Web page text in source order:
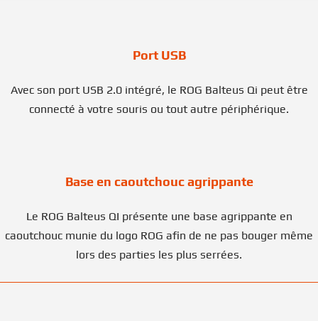
Port USB
Avec son port USB 2.0 intégré, le ROG Balteus Qi peut être
connecté à votre souris ou tout autre périphérique.
Base en caoutchouc agrippante
Le ROG Balteus QI présente une base agrippante en
caoutchouc munie du logo ROG afin de ne pas bouger même
lors des parties les plus serrées.